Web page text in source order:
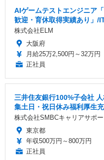
AIゲームテストエンジニア
歓迎・育休取得実績あり」/
株式会社ELM
大阪府
月給25万2,500円～32万円
正社員
三井住友銀行100%子会社
集土日・祝日休み福利厚生
株式会社SMBCキャリアサポー
東京都
年収500万円～800万円
正社員